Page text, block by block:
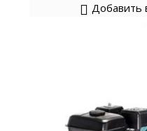
Добавить